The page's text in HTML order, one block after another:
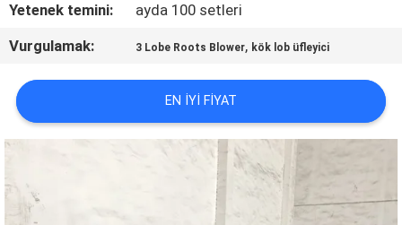
BIR
ISTEĞI
COMPANY
NEWS
Yetenek temini:
ayda 100 setleri
Vurgulamak:
3 Lobe Roots Blower, kök lob üfleyici
EN IYI FIYAT